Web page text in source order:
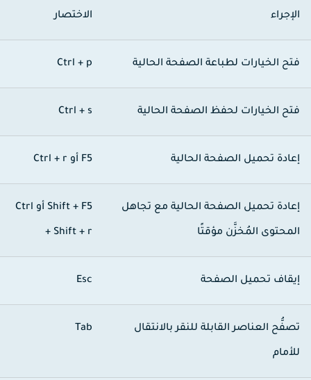
الاختصار
الخيارات لطباعة الصفحة الحالية Ctrl + p
الخيارات لحفظ الصفحة الحالية Ctrl + s
تحميل الصفحة الحالية أو Ctrl + r
تحميل الصفحة الحالية مع تجاهل
المُخزَّن مؤقتًا
Shift + F5أو Ctrl
+ Shift + r
تحميل الصفحة Esc
العناصر القابلة للنقر بالانتقال Tab